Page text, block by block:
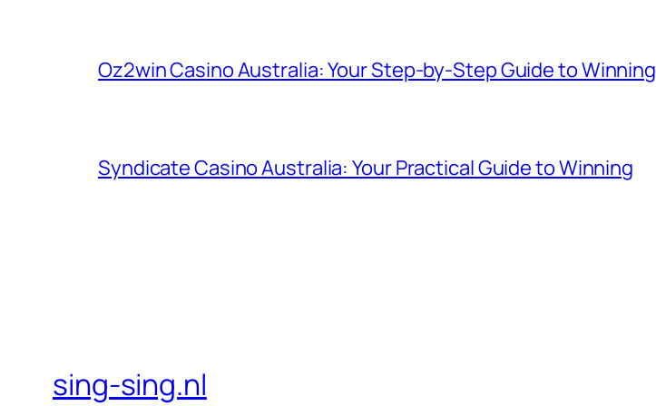
Oz2win Casino Australia: Your Step-by-Step Guide to Winning
Syndicate Casino Australia: Your Practical Guide to Winning
sing-sing.nl